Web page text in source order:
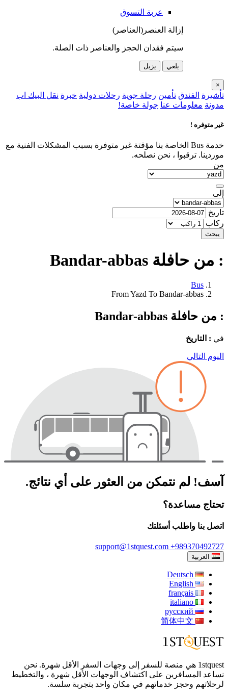
عربة التسوق
إزالة العنصر(العناصر)
سيتم فقدان الحجز والعناصر ذات الصلة.
يلغي يزيل
×
تأشيرة الفندق تأمين رحلة جوية رحلات دولية خبرة نقل البيك اب
مدونة معلومات عنا جولة خاصة!
غير متوفره !
خدمة Bus الخاصة بنا مؤقتة غير متوفرة بسبب المشكلات الفنية مع
موردينا. ترقبوا ، نحن نصلحه.
من
إلى
تاريخ
ركاب
يبحث
: من حافلة Bandar-abbas
Bus
From Yazd To Bandar-abbas
: من حافلة Bandar-abbas
في : التاريخ
اليوم التالي
آسف! لم نتمكن من العثور على أي نتائج.
تحتاج مساعدة؟
اتصل بنا واطلب أسئلتك
support@1stquest.com +989370492727
العربية
1stquest هي منصة للسفر إلى وجهات السفر الأقل شهرة. نحن
نساعد المسافرين على اكتشاف الوجهات الأقل شهرة ، والتخطيط
لرحلاتهم وحجز خدماتهم في مكان واحد بتجربة سلسة.